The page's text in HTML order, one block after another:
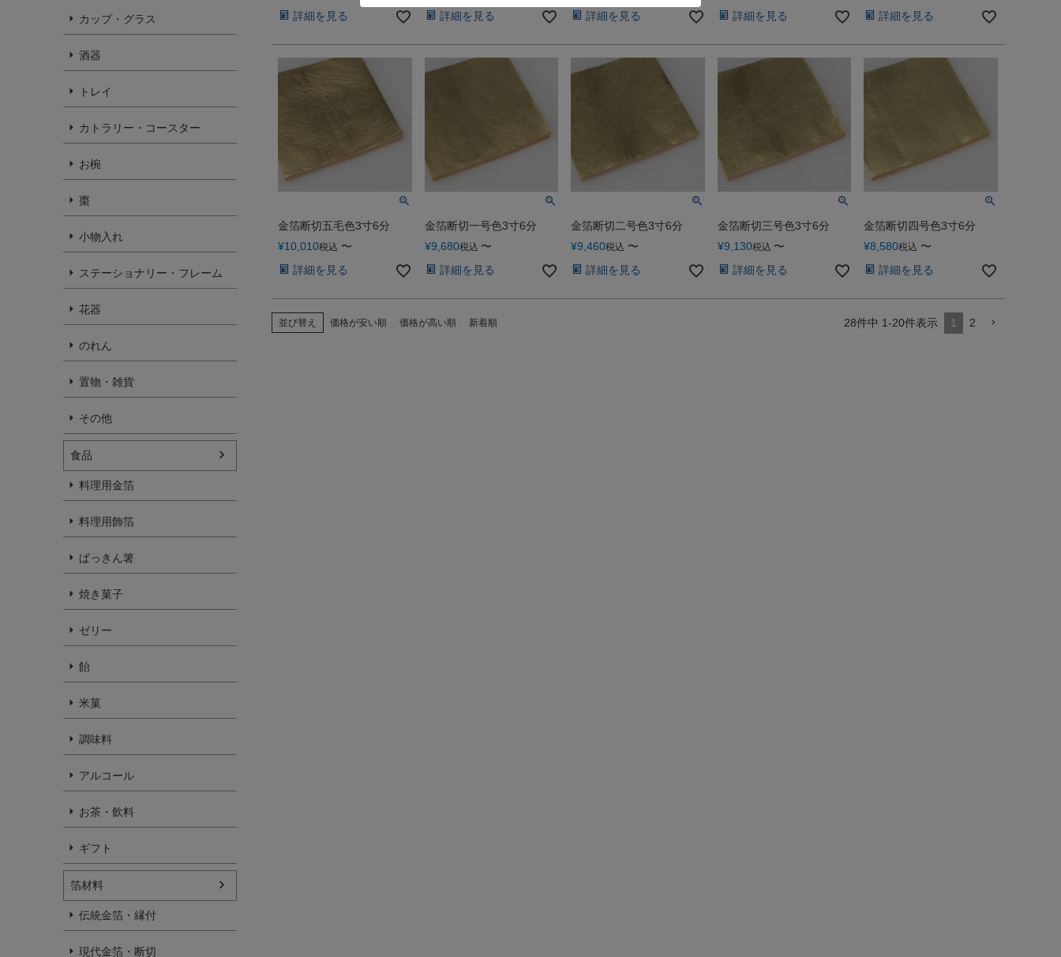
カップ・グラス
酒器
トレイ
カトラリー・コースター
お椀
棗
小物入れ
ステーショナリー・フレーム
花器
のれん
置物・雑貨
その他
食品
料理用金箔
料理用飾箔
ぱっきん箸
焼き菓子
ゼリー
飴
米菓
調味料
アルコール
お茶・飲料
ギフト
箔材料
伝統金箔・縁付
現代金箔・断切
詳細を見る
詳細を見る
詳細を見る
詳細を見る
詳細を見る
金箔断切五毛色3寸6分
¥10,010税込 〜
詳細を見る
金箔断切一号色3寸6分
¥9,680税込 〜
詳細を見る
金箔断切二号色3寸6分
¥9,460税込 〜
詳細を見る
金箔断切三号色3寸6分
¥9,130税込 〜
詳細を見る
金箔断切四号色3寸6分
¥8,580税込 〜
詳細を見る
並び替え 価格が安い順 価格が高い順 新着順 28件中 1-20件表示 1 2